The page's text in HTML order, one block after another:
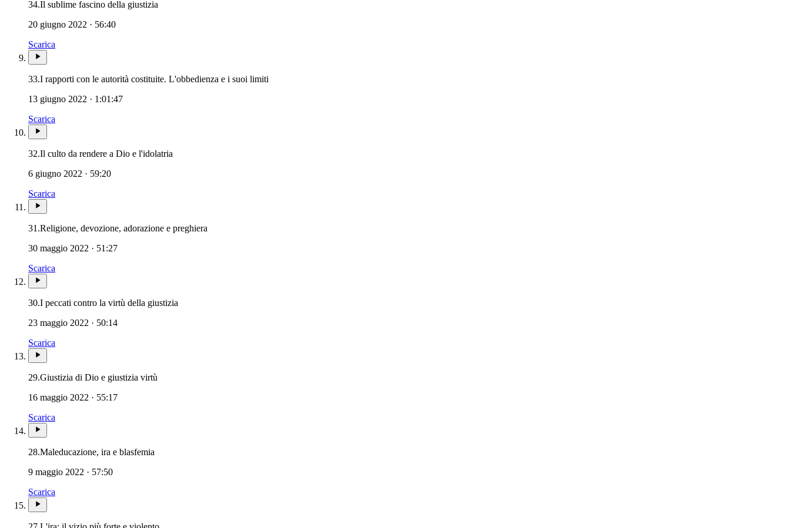
34.Il sublime fascino della giustizia
20 giugno 2022 · 56:40
Scarica
33.I rapporti con le autorità costituite. L'obbedienza e i suoi limiti
13 giugno 2022 · 1:01:47
Scarica
32.Il culto da rendere a Dio e l'idolatria
6 giugno 2022 · 59:20
Scarica
31.Religione, devozione, adorazione e preghiera
30 maggio 2022 · 51:27
Scarica
30.I peccati contro la virtù della giustizia
23 maggio 2022 · 50:14
Scarica
29.Giustizia di Dio e giustizia virtù
16 maggio 2022 · 55:17
Scarica
28.Maleducazione, ira e blasfemia
9 maggio 2022 · 57:50
Scarica